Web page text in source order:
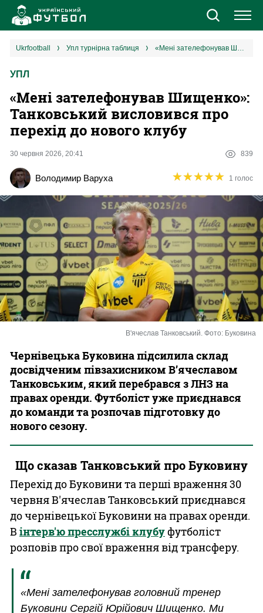
Новини
Єврокубки
УПЛ
2 ліга
Різне
Букмекери
Казино
ukrfootball упл турнірна таблиця «Мені зателефонував Шищенко»: Танковський висловився про перехід до нового клубу
УПЛ
«Мені зателефонував Шищенко»:
Танковський висловився про
перехід до нового клубу
30 червня 2026, 20:41 839
Володимир Варуха ★★★★★
★★★★★ 1 голос
В'ячеслав Танковський. Фото: Буковина
Чернівецька Буковина підсилила склад
досвідченим півзахисником В’ячеславом
Танковським, який перебрався з ЛНЗ на
правах оренди. Футболіст уже приєднався
до команди та розпочав підготовку до
нового сезону.
Що сказав Танковський про Буковину
Перехід до Буковини та перші враження 30
червня В'ячеслав Танковський приєднався
до чернівецької Буковини на правах оренди.
В інтерв'ю пресслужбі клубуфутболіст
розповів про свої враження від трансферу.
«Мені зателефонував головний тренер
Буковини Сергій Юрійович Шищенко. Ми